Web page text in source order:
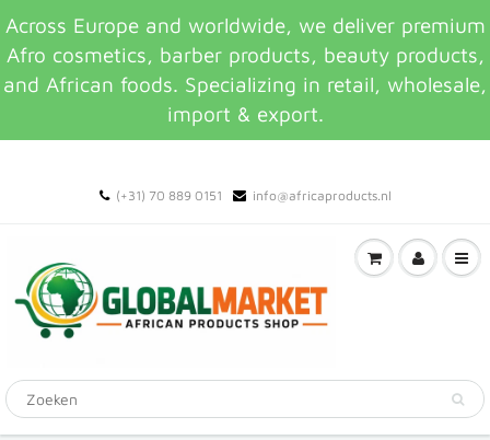
Across Europe and worldwide, we deliver premium
Afro cosmetics, barber products, beauty products,
and African foods. Specializing in retail, wholesale,
import & export.
(+31) 70 889 0151 info@africaproducts.nl